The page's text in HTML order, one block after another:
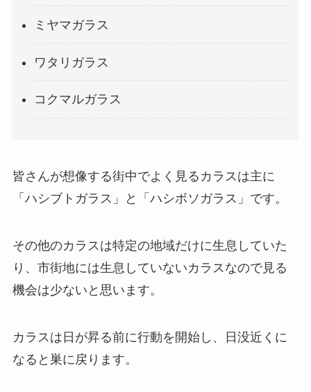
ミヤマガラス
ワタリガラス
コクマルガラス
皆さんが想像する街中でよく見るカラスは主に
「ハシブトガラス」と「ハシボソガラス」です。
その他のカラスは特定の地域だけに生息していた
り、市街地には生息していないカラスなので見る
機会は少ないと思います。
カラスは日が昇る前に行動を開始し、日没近くに
なると巣に戻ります。